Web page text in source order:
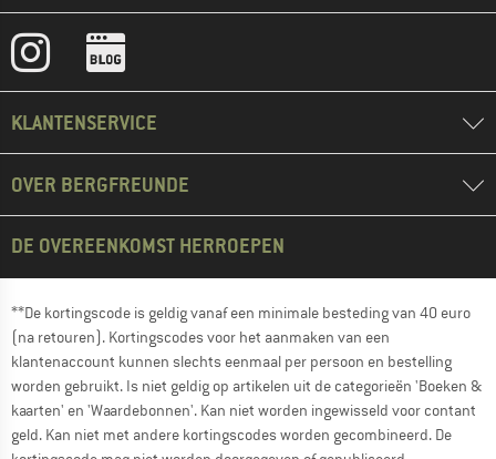
KLANTENSERVICE
OVER BERGFREUNDE
DE OVEREENKOMST HERROEPEN
**De kortingscode is geldig vanaf een minimale besteding van 40 euro
(na retouren). Kortingscodes voor het aanmaken van een
klantenaccount kunnen slechts eenmaal per persoon en bestelling
worden gebruikt. Is niet geldig op artikelen uit de categorieën 'Boeken &
kaarten' en 'Waardebonnen'. Kan niet worden ingewisseld voor contant
geld. Kan niet met andere kortingscodes worden gecombineerd. De